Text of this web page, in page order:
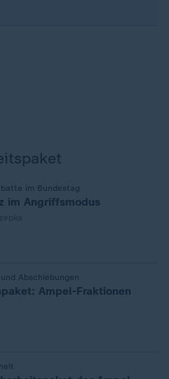
im Bundestag
im Angriffsmodus
Abschiebungen
Ampel-Fraktionen